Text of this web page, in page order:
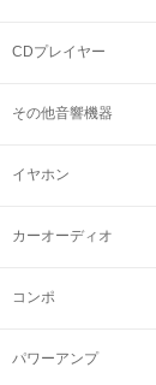
CDプレイヤー
その他音響機器
イヤホン
カーオーディオ
コンポ
パワーアンプ